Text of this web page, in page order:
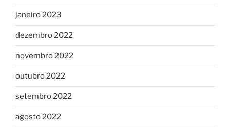
janeiro 2023
dezembro 2022
novembro 2022
outubro 2022
setembro 2022
agosto 2022